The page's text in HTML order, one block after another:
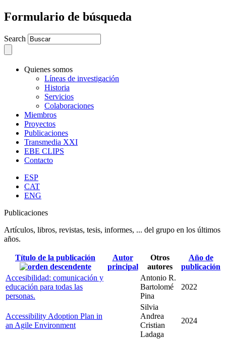
Formulario de búsqueda
Search
Quienes somos
Líneas de investigación
Historia
Servicios
Colaboraciones
Miembros
Proyectos
Publicaciones
Transmedia XXI
EBE CLIPS
Contacto
ESP
CAT
ENG
Publicaciones
Artículos, libros, revistas, tesis, informes, ... del grupo en los últimos
años.
Título de la publicación
Autor
principal
Otros
autores
Año de
publicación
Accesibilidad: comunicación y
educación para todas las
personas.
Antonio R.
Bartolomé
Pina
2022
Accessibility Adoption Plan in
an Agile Environment
Silvia
Andrea
Cristian
Ladaga
2024